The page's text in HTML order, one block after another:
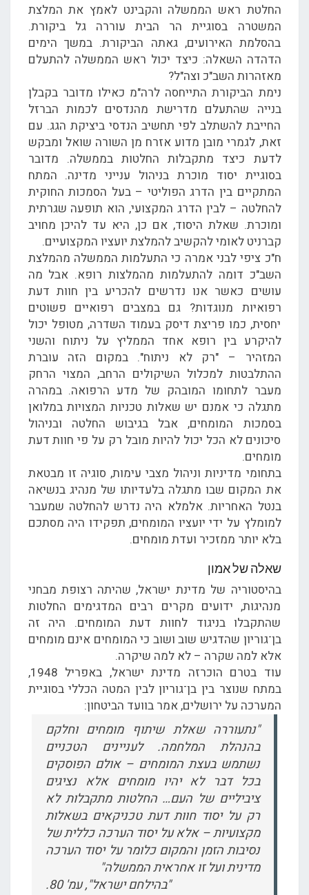
ומנהיגים
ברמה
הלאומית
החלטת ראש הממשלה והקבינט לאמץ את המלצת
המשטרה בסוגיית הר הבית עוררה גל ביקורת.
בהסלמת האירועים, גאתה הביקורת. במשך הימים
הדהדה השאלה: כיצד יכול ראש הממשלה להתעלם
מאזהרות השב"כ וצה"ל?
נימת הביקורת התייחסה לרה"מ כאילו מדובר בקבלן
בנייה שהתעלם מדרישת מהנדסים לכמות הברזל
החייבת להשתלב לפי תחשיב הנדסי ביציקת הגג. עם
זאת, לגמרי מובן מדוע אזרח מן השורה שואל ומבקש
לדעת כיצד מתקבלות החלטות בממשלה. מדובר
בסוגיית יסוד מוכרת בניהול ענייני מדינה. המתח
המתקיים בין הדרג הפוליטי – בעל הסמכות החוקית
להחלטה – לבין הדרג המקצועי, הוא תופעה שגרתית
ומוכרת. שאלת היסוד, אם כן, היא עד להיכן מחויב
קברניט לאומי להקשיב להמלצת יועציו המקצועיים.
ח"כ ציפי לבני אמרה כי התעלמות הממשלה מהמלצת
השב"כ דומה להתעלמות מהמלצות רופא. אבל מה
עושים כאשר אנו נדרשים להכריע בין חוות דעת
רפואיות מנוגדות? גם במצבים רפואיים פשוטים
יחסית, כמו פריצת דיסק בעמוד השדרה, מטופל יכול
להיקרע בין רופא אחד הממליץ על ניתוח והשני
המזהיר – "רק לא ניתוח". במקום הזה עוברת
ההתלבטות למכלול השיקולים הרחב, המצוי הרחק
מעבר לתחומו המובהק של מדע הרפואה. במהרה
מתגלה כי אמנם יש שאלות טכניות המצויות במלואן
בסמכות המומחים, אבל בגיבוש החלטה ובניהול
סיכונים לא הכל יכול להיות מובל רק על פי חוות דעת
מומחים.
בתחומי מדיניות וניהול מצבי עימות, סוגיה זו מבטאת
את המקום שבו מתגלה בלעדיותו של מנהיג בנשיאה
בנטל האחריות. אלמלא היה נדרש להחלטה שמעבר
למומלץ על ידי יועציו המומחים, תפקידו היה מסתכם
בלא יותר ממזכיר ועדת מומחים.
שאלה של אמון
בהיסטוריה של מדינת ישראל, שהיתה רצופת מבחני
מנהיגות, ידועים מקרים רבים המדגימים החלטות
שהתקבלו בניגוד לחוות דעת המומחים. היה זה
בן־גוריון שהדגיש שוב ושוב כי המומחים אינם מומחים
אלא למה שקרה – לא למה שיקרה.
עוד בטרם הוכרזה מדינת ישראל, באפריל 1948,
במתח שנוצר בין בן־גוריון לבין המטה הכללי בסוגיית
המערכה על ירושלים, אמר בוועד הביטחון:
"נתעוררה שאלת שיתוף מומחים וחלקם
בהנהלת המלחמה. לעניינים הטכניים
נשתמש בעצת המומחים – אולם הפוסקים
בכל דבר לא יהיו מומחים אלא נציגים
ציביליים של העם… החלטות מתקבלות לא
רק על יסוד חוות דעת טכניקאים בשאלות
מקצועיות – אלא על יסוד הערכה כללית של
נסיבות הזמן והמקום כלומר על יסוד הערכה
מדינית ועל זו אחראית הממשלה"
"בהילחם ישראל", עמ' 80.